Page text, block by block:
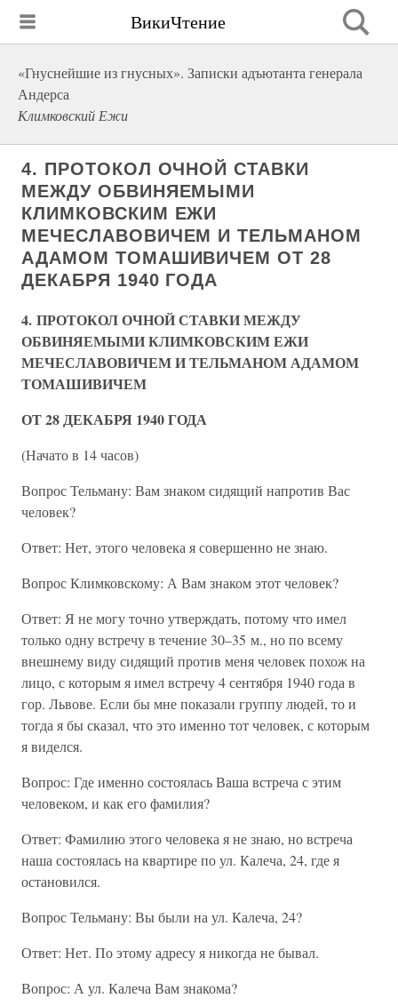
ВикиЧтение
«Гнуснейшие из гнусных». Записки адъютанта генерала
Андерса
Климковский Ежи
4. ПРОТОКОЛ ОЧНОЙ СТАВКИ
МЕЖДУ ОБВИНЯЕМЫМИ
КЛИМКОВСКИМ ЕЖИ
МЕЧЕСЛАВОВИЧЕМ И ТЕЛЬМАНОМ
АДАМОМ ТОМАШИВИЧЕМ ОТ 28
ДЕКАБРЯ 1940 ГОДА
4. ПРОТОКОЛ ОЧНОЙ СТАВКИ МЕЖДУ
ОБВИНЯЕМЫМИ КЛИМКОВСКИМ ЕЖИ
МЕЧЕСЛАВОВИЧЕМ И ТЕЛЬМАНОМ АДАМОМ
ТОМАШИВИЧЕМ
ОТ 28 ДЕКАБРЯ 1940 ГОДА
(Начато в 14 часов)
Вопрос Тельману: Вам знаком сидящий напротив Вас
человек?
Ответ: Нет, этого человека я совершенно не знаю.
Вопрос Климковскому: А Вам знаком этот человек?
Ответ: Я не могу точно утверждать, потому что имел
только одну встречу в течение 30–35 м., но по всему
внешнему виду сидящий против меня человек похож на
лицо, с которым я имел встречу 4 сентября 1940 года в
гор. Львове. Если бы мне показали группу людей, то и
тогда я бы сказал, что это именно тот человек, с которым
я виделся.
Вопрос: Где именно состоялась Ваша встреча с этим
человеком, и как его фамилия?
Ответ: Фамилию этого человека я не знаю, но встреча
наша состоялась на квартире по ул. Калеча, 24, где я
остановился.
Вопрос Тельману: Вы были на ул. Калеча, 24?
Ответ: Нет. По этому адресу я никогда не бывал.
Вопрос: А ул. Калеча Вам знакома?